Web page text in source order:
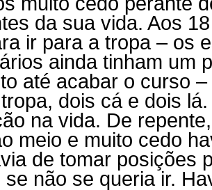
da sua vida. Aos
ir para a tropa – os
ainda tinham um
até acabar o curso
dois cá e dois
na vida. De
meio e muito cedo
de tomar posições
se não se queria ir.